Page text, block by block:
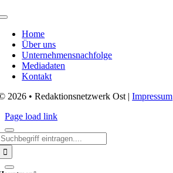
Toggle
NavigationHome
Über uns
Unternehmensnachfolge
Mediadaten
Kontakt
2026 • Redaktionsnetzwerk Ost |Impressum
Page load link